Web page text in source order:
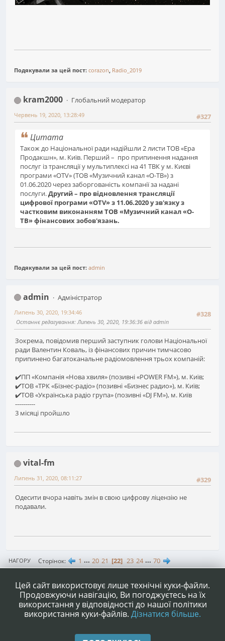
Подякували за цей пост: corazon, Radio_2019
kram2000
Глобальний модератор
#327
Червень 19, 2020, 13:28:49
Цитата
Також до Національної ради надійшли 2 листи ТОВ «Ера
Продакшн», м. Київ. Перший – про припинення надання
послуг із трансляції у мультиплексі на 41 ТВК у м. Києві
програми «ОТV» (ТОВ «Музичний канал «О-ТВ») з
01.06.2020 через заборгованість компанії за надані
послуги.Другий – про відновлення трансляції
цифрової програми «ОТV» з 11.06.2020 у зв'язку з
частковим виконанням ТОВ «Музичний канал «О-
ТВ» фінансових зобов'язань.
Подякували за цей пост: admin
admin
Адміністратор
#328
Липень 30, 2020, 19:34:46
Останнє редагування: Липень 30, 2020, 19:36:36 від admin
Зокрема, повідомив перший заступник голови Національної
ради Валентин Коваль, із фінансових причин тимчасово
припинено багатоканальне радіомовлення трьох компаній:
✔️ПП «Компанія «Нова хвиля» (позивні «POWER FM»), м. Київ;
✔️ТОВ «ТРК «Бізнес-радіо» (позивні «Бизнес радио»), м. Київ;
✔️ТОВ «Українська радіо група» (позивні «DJ FM»), м. Київ
----------
3 місяці пройшло
vital-fm
#329
Липень 31, 2020, 08:11:27
Одесити вчора навіть змін в свою цифрову ліцензію не
подавали.
НАГОРУ Сторінок 1 ... 20 21 22 23 24 ... 70
Допомога|Умови та правила|Нагору ▲
Цей сайт використовує лише технічні куки-файли.
Продовжуючи навігацію, Ви погоджуєтесь на їх
використання у відповідності до нашої політики
використання куки-файлів. Дізнатися більше.